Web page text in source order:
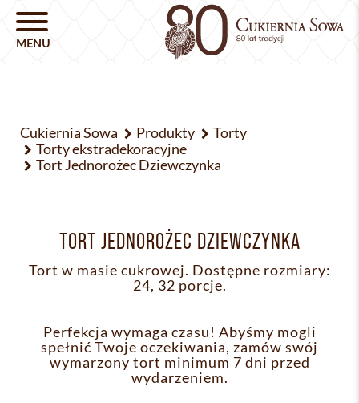
Cukiernia Sowa Produkty
Torty
Torty ekstradekoracyjne
Tort Jednorożec Dziewczynka
TORT JEDNOROŻEC DZIEWCZYNKA
Tort w masie cukrowej. Dostępne rozmiary:
24, 32 porcje.
Perfekcja wymaga czasu! Abyśmy mogli
spełnić Twoje oczekiwania, zamów swój
wymarzony tort minimum 7 dni przed
wydarzeniem.